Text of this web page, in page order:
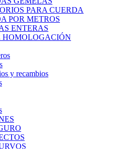
PARA CUERDA
POR METROS
ENTERAS
HOMOLOGACIÓN
y recambios